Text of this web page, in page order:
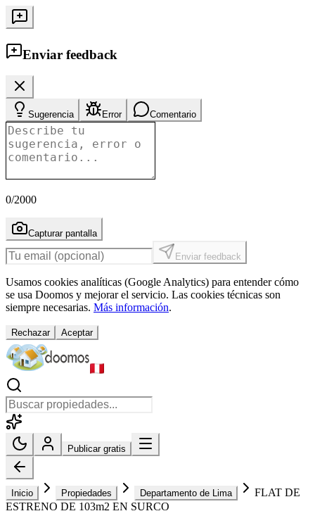
Enviar feedback
Sugerencia Error Comentario
0/2000
Capturar pantalla
Enviar feedback
Usamos cookies analíticas (Google Analytics) para entender cómo
se usa Doomos y mejorar el servicio. Las cookies técnicas son
siempre necesarias. Más información.
Rechazar Aceptar
Publicar gratis
Inicio Propiedades Departamento de Lima
FLAT DE
ESTRENO DE 103m2 EN SURCO